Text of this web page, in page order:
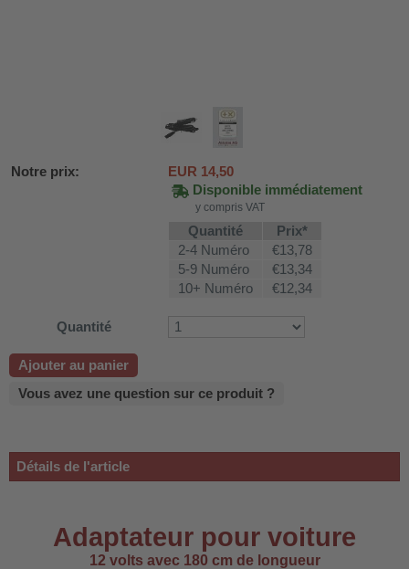
WDH-AP1212
et WDH-626L
220B
660b
Notre prix: EUR 14,50
Disponible immédiatement
y compris VAT
Quantité
Prix*
2-4 Numéro
€13,78
5-9 Numéro
€13,34
10+ Numéro
€12,34
Quantité
Ajouter au panier
Vous avez une question sur ce produit ?
Détails de l'article
Adaptateur pour voiture
12 volts avec 180 cm de longueur